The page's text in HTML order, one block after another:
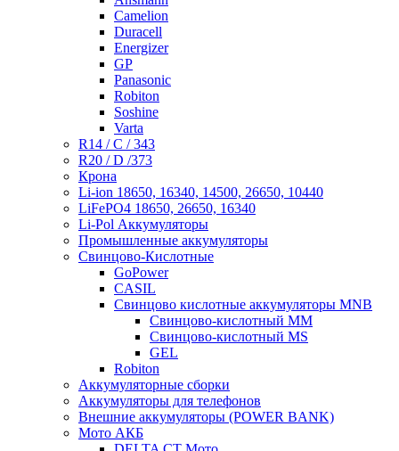
Camelion
Duracell
Energizer
GP
Panasonic
Robiton
Soshine
Varta
R14 / C / 343
R20 / D /373
Крона
Li-ion 18650, 16340, 14500, 26650, 10440
LiFePO4 18650, 26650, 16340
Li-Pol Аккумуляторы
Промышленные аккумуляторы
Свинцово-Кислотные
GoPower
CASIL
Свинцово кислотные аккумуляторы MNB
Cвинцово-кислотный MM
Cвинцово-кислотный MS
GEL
Robiton
Аккумуляторные сборки
Аккумуляторы для телефонов
Внешние аккумуляторы (POWER BANK)
Мото АКБ